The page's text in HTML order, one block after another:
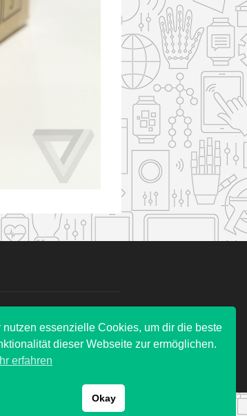
nutzen essenzielle Cookies, um dir die beste
dieser Webseite zur ermöglichen.
erfahren
Okay